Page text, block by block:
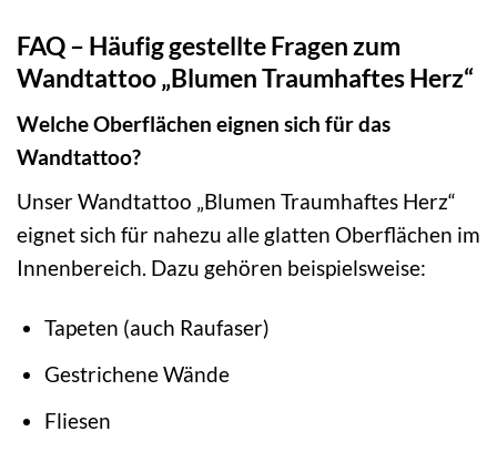
FAQ – Häufig gestellte Fragen zum
Wandtattoo „Blumen Traumhaftes Herz“
Welche Oberflächen eignen sich für das
Wandtattoo?
Unser Wandtattoo „Blumen Traumhaftes Herz“
eignet sich für nahezu alle glatten Oberflächen im
Innenbereich. Dazu gehören beispielsweise:
Tapeten (auch Raufaser)
Gestrichene Wände
Fliesen